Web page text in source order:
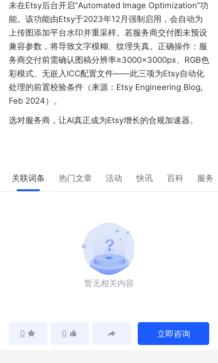
未在Etsy后台开启“Automated Image Optimization”功
能。该功能由Etsy于2023年12月强制启用，会自动为
上传图添加平台水印并重采样。若服务商交付图未预设
兼容参数，将导致文字模糊、纹理失真。正确操作：服
务商交付前需确认图稿分辨率≥3000×3000px、RGB色
彩模式、无嵌入ICC配置文件——此三项为Etsy自动化
处理的前置校验条件（来源：Etsy Engineering Blog,
Feb 2024）。
选对服务商，让AI真正成为Etsy增长的合规加速器。
关联词条 热门文章 活动 快讯 百科 服务
暂无相关内容
0 0 立即咨询